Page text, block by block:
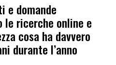
e domande
le ricerche online e
cosa ha davvero
durante l’anno